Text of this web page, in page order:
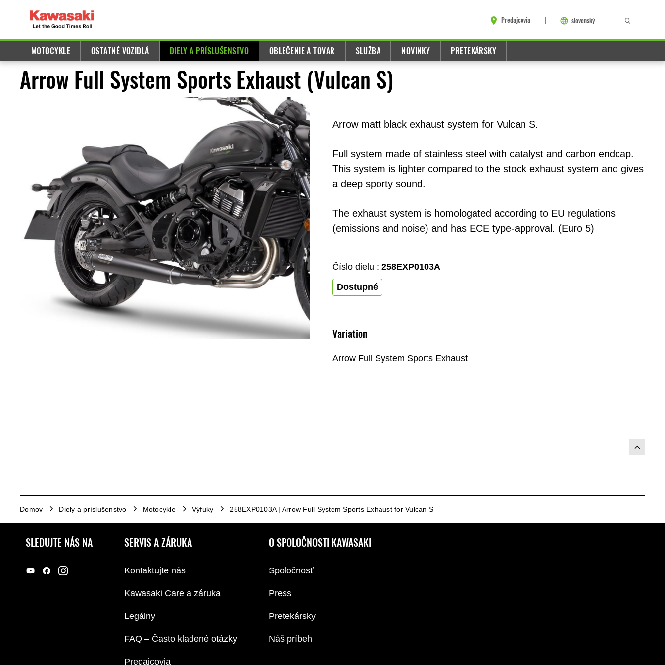
Predajcovia slovenský
MOTOCYKLE OSTATNÉ VOZIDLÁ DIELY A PRÍSLUŠENSTVO OBLEČENIE A TOVAR SLUŽBA NOVINKY PRETEKÁRSKY
Arrow Full System Sports Exhaust (Vulcan S)
Arrow matt black exhaust system for Vulcan S.
Full system made of stainless steel with catalyst and carbon endcap.
This system is lighter compared to the stock exhaust system and gives
a deep sporty sound.
The exhaust system is homologated according to EU regulations
(emissions and noise) and has ECE type-approval. (Euro 5)
Číslo dielu : 258EXP0103A
Dostupné
Variation
Arrow Full System Sports Exhaust
Domov Diely a príslušenstvo Motocykle Výfuky 258EXP0103A | Arrow Full System Sports Exhaust for Vulcan S
SLEDUJTE NÁS NA SERVIS A ZÁRUKA
Kontaktujte nás
Kawasaki Care a záruka
Legálny
FAQ – Často kladené otázky
Predajcovia
O SPOLOČNOSTI KAWASAKI
Spoločnosť
Press
Pretekársky
Náš príbeh